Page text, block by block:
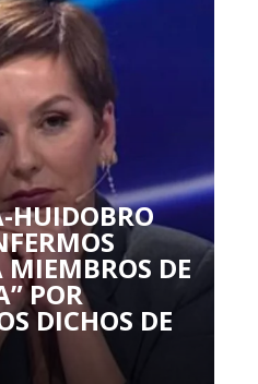
HUIDOBRO
DE
POR
DICHOS DE